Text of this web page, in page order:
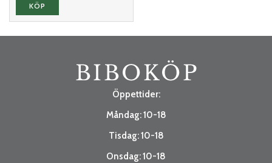
KÖP
Öppettider:
Måndag: 10-18
Tisdag: 10-18
Onsdag: 10-18